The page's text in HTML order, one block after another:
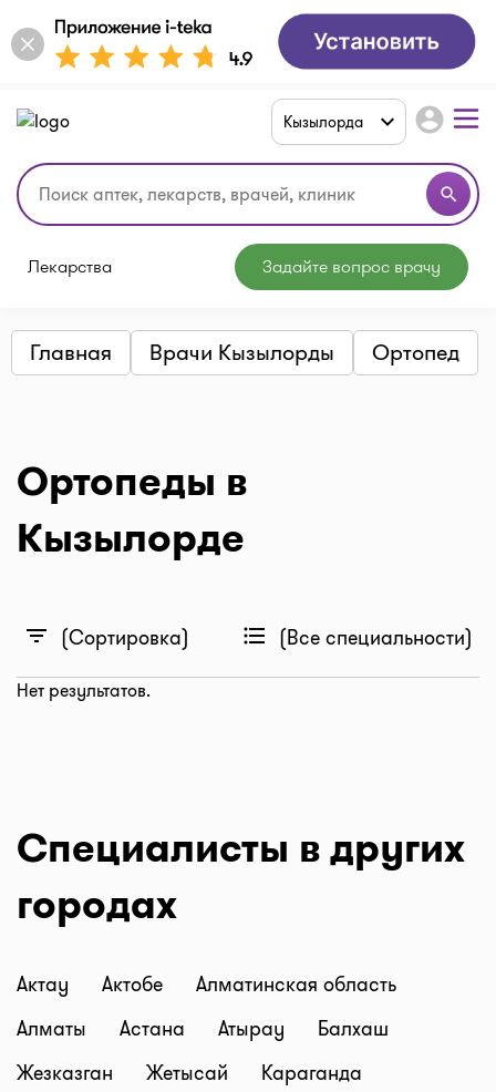
search
Кызылорда account_circle
Лекарства Задайте вопрос врачу
Главная Врачи Кызылорды Ортопед
Ортопеды в
Кызылорде
filter_list (Сортировка) format_list_bulleted (Все специальности)
Нет результатов.
Специалисты в других
городах
Актау Актобе
Алматинская область
Алматы
Астана Атырау
Балхаш
Жезказган
Жетысай
Караганда